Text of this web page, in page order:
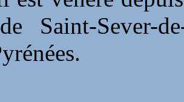
Saint-Sever-